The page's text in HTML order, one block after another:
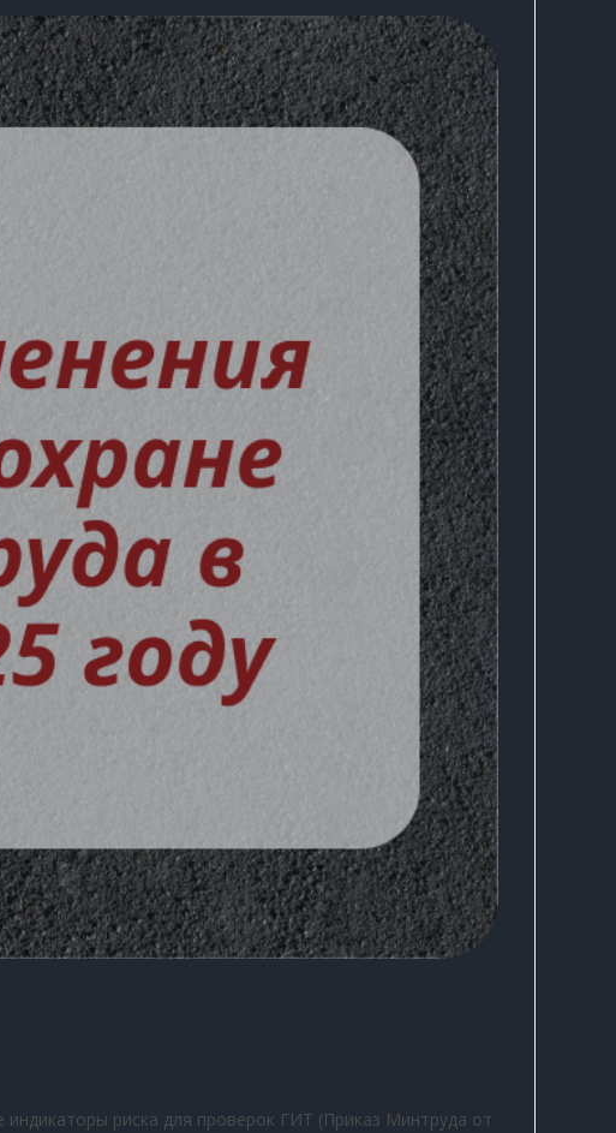
риска для проверок ГИТ (Приказ Минтруда от